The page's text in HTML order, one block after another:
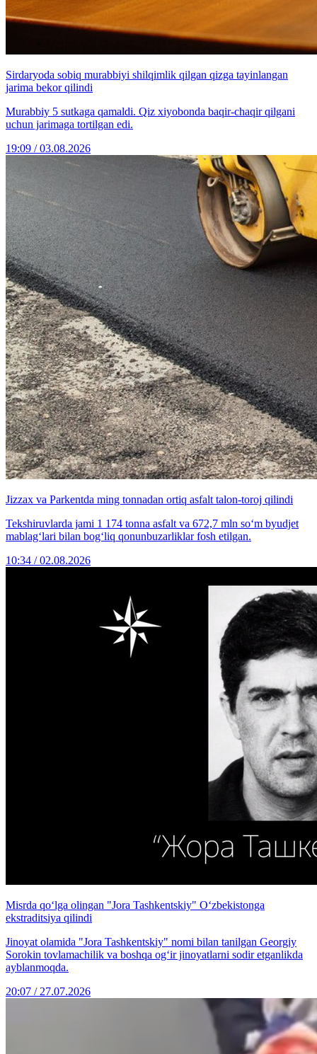
Sirdaryoda sobiq murabbiyi shilqimlik qilgan qizga tayinlangan
jarima bekor qilindi
Murabbiy 5 sutkaga qamaldi. Qiz xiyobonda baqir-chaqir qilgani
uchun jarimaga tortilgan edi.
19:09 / 03.08.2026
Jizzax va Parkentda ming tonnadan ortiq asfalt talon-toroj qilindi
Tekshiruvlarda jami 1 174 tonna asfalt va 672,7 mln so‘m byudjet
mablag‘lari bilan bog‘liq qonunbuzarliklar fosh etilgan.
10:34 / 02.08.2026
Misrda qo‘lga olingan "Jora Tashkentskiy" O‘zbekistonga
ekstraditsiya qilindi
Jinoyat olamida "Jora Tashkentskiy" nomi bilan tanilgan Georgiy
Sorokin tovlamachilik va boshqa og‘ir jinoyatlarni sodir etganlikda
ayblanmoqda.
20:07 / 27.07.2026